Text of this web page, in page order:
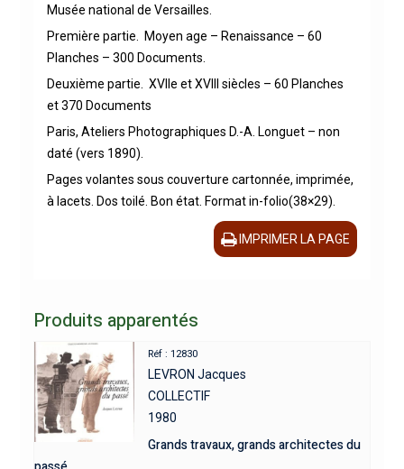
Musée national de Versailles.
Première partie. Moyen age – Renaissance – 60
Planches – 300 Documents.
Deuxième partie. XVIIe et XVIII siècles – 60 Planches
et 370 Documents
Paris, Ateliers Photographiques D.-A. Longuet – non
daté (vers 1890).
Pages volantes sous couverture cartonnée, imprimée,
à lacets. Dos toilé. Bon état. Format in-folio(38×29).
IMPRIMER LA PAGE
Produits apparentés
Réf : 12830
LEVRON Jacques
COLLECTIF
1980
Grands travaux, grands architectes du